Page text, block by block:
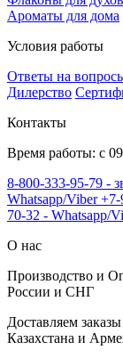
Ароматы для дома
Условия работы
Ответы на
Дилерство
Контакты
Время работы: с
8-800-333-95-79 -
Whatsapp/Viber+7-
70-32 - Whatsapp/
О нас
Производство и
России и СНГ
Доставляем
Казахстана и